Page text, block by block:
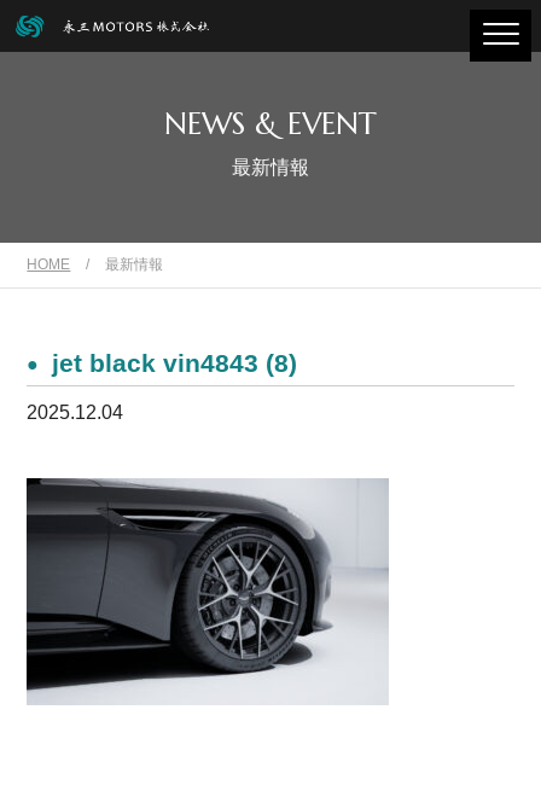
NEWS & EVENT
最新情報
HOME / 最新情報
jet black vin4843 (8)
2025.12.04